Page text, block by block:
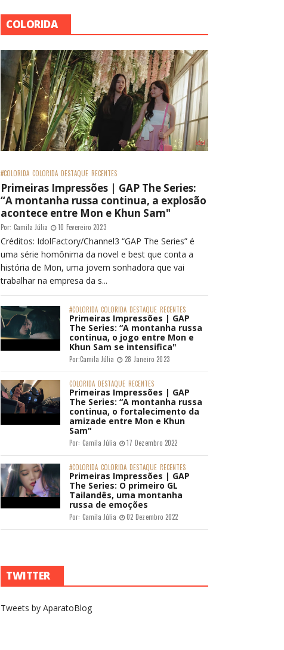
COLORIDA
#COLORIDA COLORIDA DESTAQUE RECENTES
Primeiras Impressões | GAP The Series:
“A montanha russa continua, a explosão
acontece entre Mon e Khun Sam"
Por: Camila Júlia 10 Fevereiro 2023
Créditos: IdolFactory/Channel3 “GAP The Series” é
uma série homônima da novel e best que conta a
história de Mon, uma jovem sonhadora que vai
trabalhar na empresa da s...
#COLORIDA COLORIDA DESTAQUE RECENTES
Primeiras Impressões | GAP
The Series: “A montanha russa
continua, o jogo entre Mon e
Khun Sam se intensifica"
Por:Camila Júlia 28 Janeiro 2023
COLORIDA DESTAQUE RECENTES
Primeiras Impressões | GAP
The Series: “A montanha russa
continua, o fortalecimento da
amizade entre Mon e Khun
Sam"
Por: Camila Júlia 17 Dezembro 2022
#COLORIDA COLORIDA DESTAQUE RECENTES
Primeiras Impressões | GAP
The Series: O primeiro GL
Tailandês, uma montanha
russa de emoções
Por: Camila Júlia 02 Dezembro 2022
TWITTER
Tweets by AparatoBlog